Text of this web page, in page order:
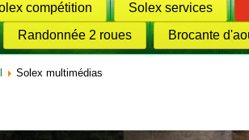
compétition
Solex services
Randonnée 2 roues Brocante
Solex multimédias